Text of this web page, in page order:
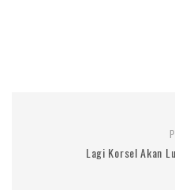
Lagi Korsel Akan